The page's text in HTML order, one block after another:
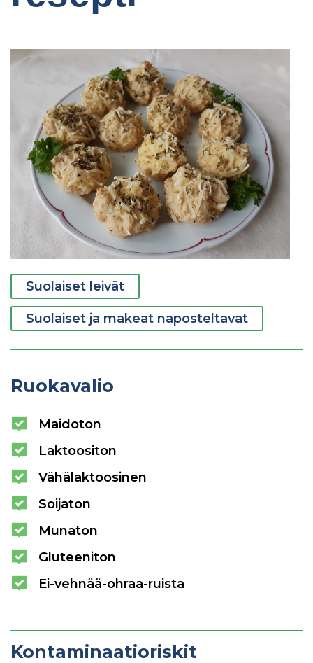
Suolaiset leivät
Suolaiset ja makeat naposteltavat
Ruokavalio
Maidoton
Laktoositon
Vähälaktoosinen
Soijaton
Munaton
Gluteeniton
Ei-vehnää-ohraa-ruista
Kontaminaatioriskit